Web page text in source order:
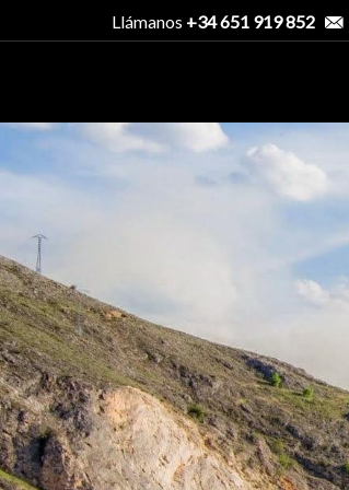
Llámanos +34 651 919 852